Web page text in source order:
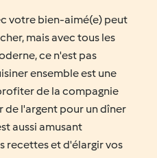
votre bien-aimé(e) peut
mais avec tous les
ce n'est pas
ensemble est une
de la compagnie
de l'argent pour un dîner
aussi amusant
recettes et d'élargir vos